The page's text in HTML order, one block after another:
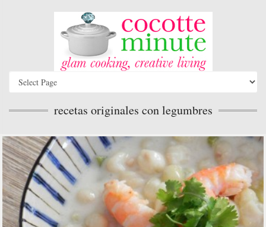
recetas originales con legumbres